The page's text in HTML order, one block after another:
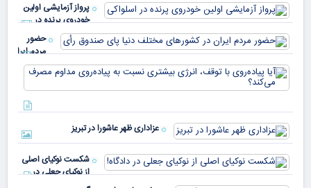
پرواز آزمایشی اولین
خودروی پرنده در
اسلواکی
حضور
مردم ایران
در
کشورهای
مختلف
دنیا پای
صندوق
عزاداری ظهر عاشورا در تبریز
شکست نوکیای اصلی
از نوکیای جعلی در
دادگاه!